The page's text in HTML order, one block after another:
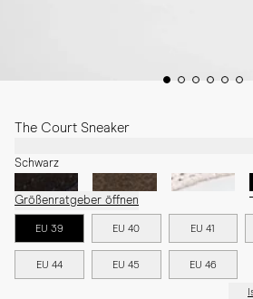
The Court Sneaker
Schwarz
Größenratgeber öffnen
EU 39 EU 40 EU 41
EU 44 EU 45 EU 46